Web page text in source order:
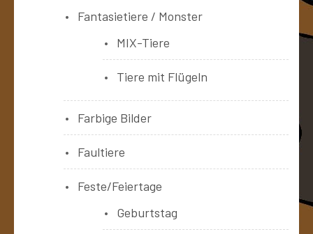
Fantasietiere / Monster
MIX-Tiere
Tiere mit Flügeln
Farbige Bilder
Faultiere
Feste/Feiertage
Geburtstag